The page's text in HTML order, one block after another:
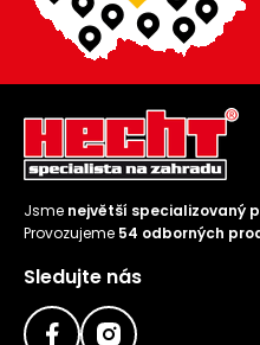
Jsme největší specializovaný
Provozujeme 54 odborných
Sledujte nás